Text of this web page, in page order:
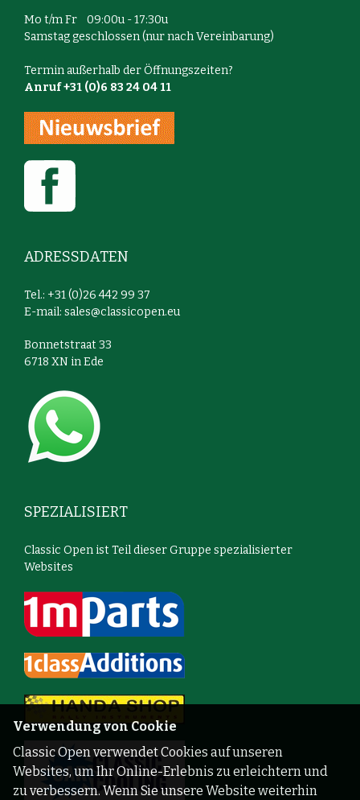
Mo t/m Fr 09:00u - 17:30u
Samstag geschlossen (nur nach Vereinbarung)
Termin außerhalb der Öffnungszeiten?
Anruf +31 (0)6 83 24 04 11
ADRESSDATEN
Tel.: +31 (0)26 442 99 37
E-mail: sales@classicopen.eu
Bonnetstraat 33
6718 XN in Ede
SPEZIALISIERT
Classic Open ist Teil dieser Gruppe spezialisierter
Websites
Verwendung von Cookie
Classic Open verwendet Cookies auf unseren
Websites, um Ihr Online-Erlebnis zu erleichtern und
zu verbessern. Wenn Sie unsere Website weiterhin